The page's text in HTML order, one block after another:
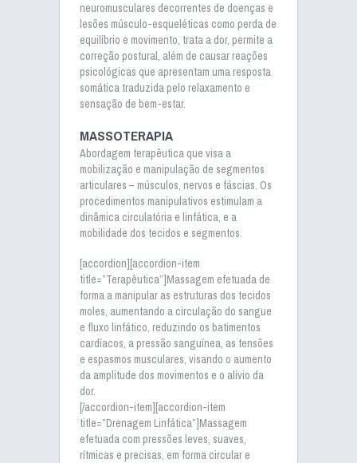
neuromusculares decorrentes de doenças e
lesões músculo-esqueléticas como perda de
equilíbrio e movimento, trata a dor, permite a
correção postural, além de causar reações
psicológicas que apresentam uma resposta
somática traduzida pelo relaxamento e
sensação de bem-estar.
MASSOTERAPIA
Abordagem terapêutica que visa a
mobilização e manipulação de segmentos
articulares – músculos, nervos e fáscias. Os
procedimentos manipulativos estimulam a
dinâmica circulatória e linfática, e a
mobilidade dos tecidos e segmentos.
[accordion][accordion-item
title=”Terapêutica”]Massagem efetuada de
forma a manipular as estruturas dos tecidos
moles, aumentando a circulação do sangue
e fluxo linfático, reduzindo os batimentos
cardíacos, a pressão sanguínea, as tensões
e espasmos musculares, visando o aumento
da amplitude dos movimentos e o alívio da
dor.
[/accordion-item][accordion-item
title=”Drenagem Linfática”]Massagem
efetuada com pressões leves, suaves,
rítmicas e precisas, em forma circular e